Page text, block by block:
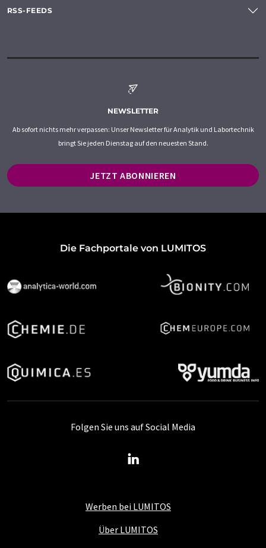
RSS-FEEDS
NEWSLETTER
Ab sofort nichts mehr verpassen: Unser Newsletter für Analytik und Labortechnik
bringt Sie jeden Dienstag auf den neuesten Stand.
JETZT ABONNIEREN
Die Fachportale von LUMITOS
Werben bei LUMITOS
Über LUMITOS
Folgen Sie uns auf Social Media